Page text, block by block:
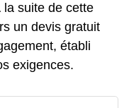
suite de cette
un devis gratuit
établi
exigences.